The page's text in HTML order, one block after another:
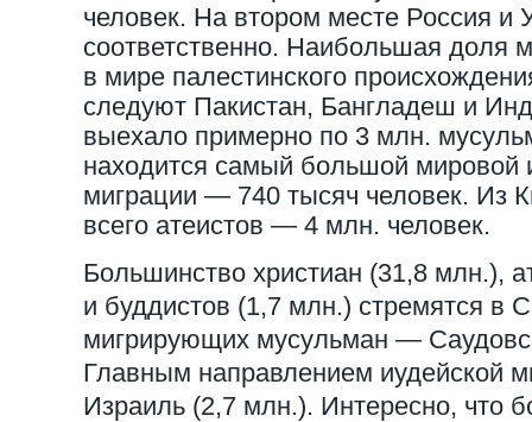
человек. На втором месте Россия
соответственно. Наибольшая доля
в мире палестинского
следуют Пакистан, Бангладеш и
выехало примерно по 3 млн.
находится самый большой мировой
миграции — 740 тысяч человек. Из
всего атеистов — 4 млн. человек.
Большинство христиан (31,8 млн.),
и буддистов (1,7 млн.) стремятся в
мигрирующих мусульман —
Главным направлением иудейской
Израиль (2,7 млн.). Интересно, что